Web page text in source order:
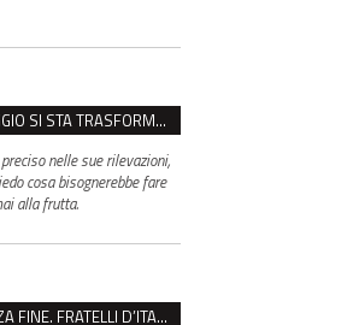
IL CENTRO STORICO DI REGGIO SI STA TRASFORMANDO, E NON IN MEGLIO
nelle sue rilevazioni,
cosa bisognerebbe fare
alla frutta.
HELLWATT, SCONTRO SENZA FINE. FRATELLI D’ITALIA: “MILANI PORTA DOCUMENTI, DE FRANCO INSULTI”